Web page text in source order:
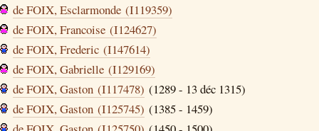
de FOIX, Esclarmonde (I119359)
de FOIX, Francoise (I124627)
de FOIX, Frederic (I147614)
de FOIX, Gabrielle (I129169)
de FOIX, Gaston (I117478) (1289 - 13 déc 1315)
de FOIX, Gaston (I125745) (1385 - 1459)